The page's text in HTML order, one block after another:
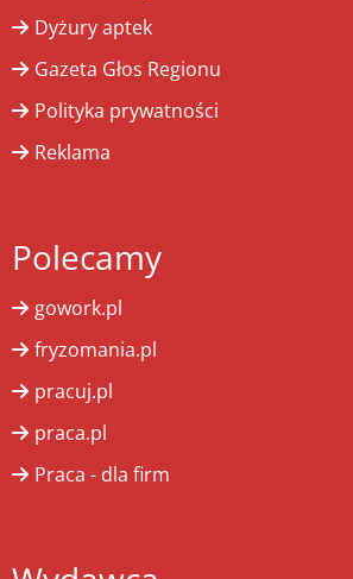
Dyżury aptek
Gazeta Głos Regionu
Polityka prywatności
Reklama
Polecamy
gowork.pl
fryzomania.pl
pracuj.pl
praca.pl
Praca - dla firm